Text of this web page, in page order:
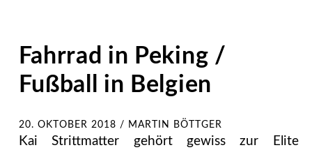
Fahrrad in Peking /
Fußball in Belgien
20. OKTOBER 2018 / MARTIN BÖTTGER
Kai Strittmatter gehört gewiss zur Elite